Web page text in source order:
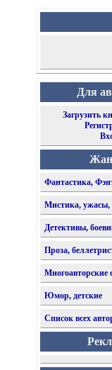
Для
Загрузить
Фантастика,
Мистика, ужасы,
Детективы,
Проза,
Многоавторские
Юмор, детские
Список всех